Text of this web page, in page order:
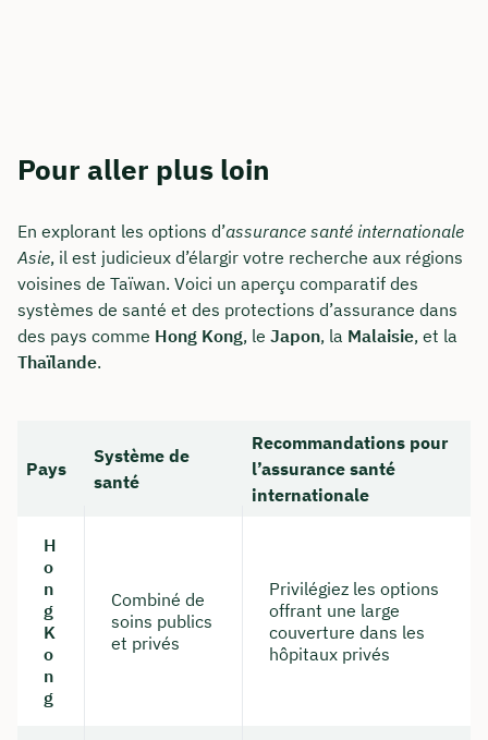
Pour aller plus loin
En explorant les options d’assurance santé internationale
Asie, il est judicieux d’élargir votre recherche aux régions
voisines de Taïwan. Voici un aperçu comparatif des
systèmes de santé et des protections d’assurance dans
des pays comme Hong Kong, le Japon, la Malaisie, et la
Thaïlande.
Pays
Système de
santé
Recommandations pour
l’assurance santé
internationale
H
o
n
g
K
o
n
g
Combiné de
soins publics
et privés
Privilégiez les options
offrant une large
couverture dans les
hôpitaux privés